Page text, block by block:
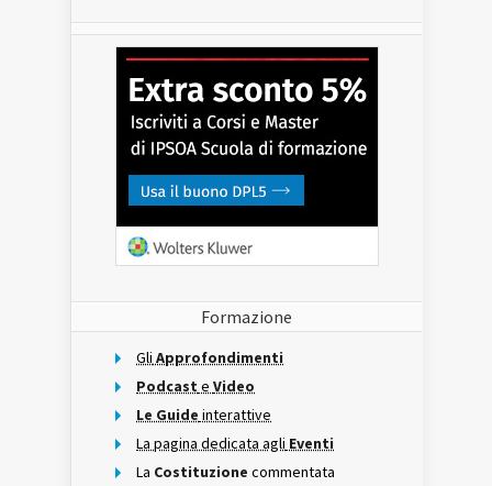
Formazione
Gli Approfondimenti
Podcast e Video
Le Guide interattive
La pagina dedicata agli Eventi
La Costituzione commentata